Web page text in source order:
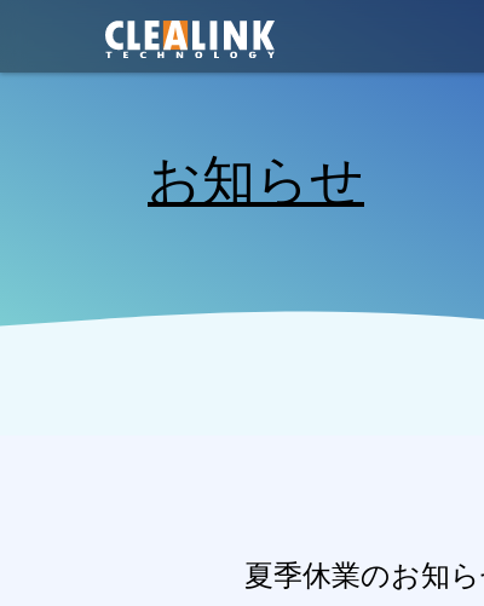
お知らせ
夏季休業のお知